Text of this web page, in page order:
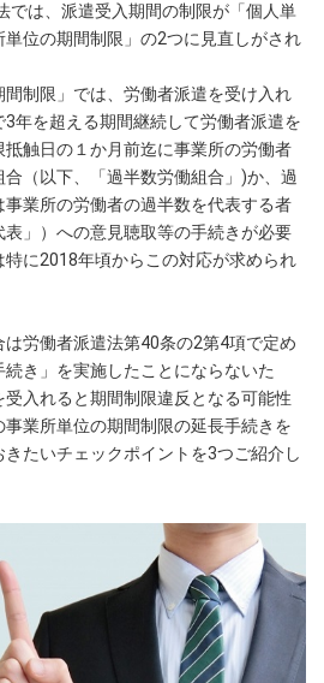
では、派遣受入期間の制限が「個人単
位の期間制限」の2つに見直しがされ
制限」では、労働者派遣を受け入れ
年を超える期間継続して労働者派遣を
触日の１か月前迄に事業所の労働者
（以下、「過半数労働組合」)か、過
業所の労働者の過半数を代表する者
表」）への意見聴取等の手続きが必要
特に2018年頃からこの対応が求められ
労働者派遣法第40条の2第4項で定め
き」を実施したことにならないた
入れると期間制限違反となる可能性
業所単位の期間制限の延長手続きを
たいチェックポイントを3つご紹介し